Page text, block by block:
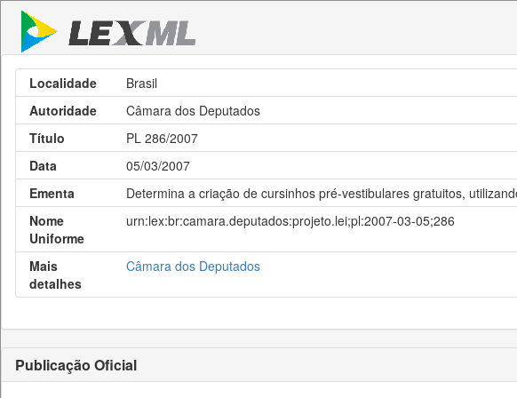
Localidade
Brasil
Autoridade
Câmara dos Deputados
Título
PL 286/2007
Data
05/03/2007
Ementa
Determina a criação de cursinhos pré-vestibulares gratuitos,
Nome
Uniforme
urn:lex:br:camara.deputados:projeto.lei;pl:2007-03-05;286
Mais
detalhes
Câmara dos Deputados
Publicação Oficial